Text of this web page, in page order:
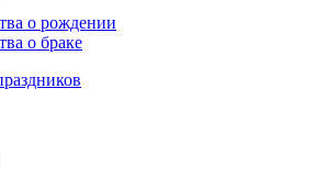
о рождении
о браке